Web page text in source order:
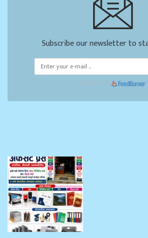
Subscribe our newsletter to